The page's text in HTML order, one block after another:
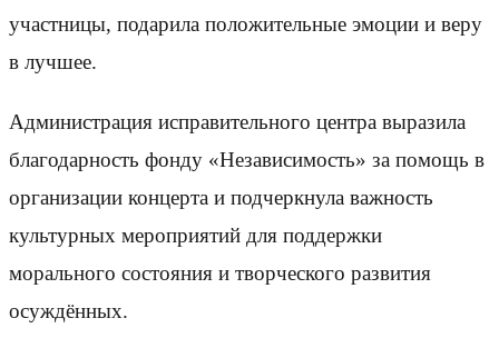
участницы, подарила положительные эмоции и веру
в лучшее.
Администрация исправительного центра выразила
благодарность фонду «Независимость» за помощь в
организации концерта и подчеркнула важность
культурных мероприятий для поддержки
морального состояния и творческого развития
осуждённых.